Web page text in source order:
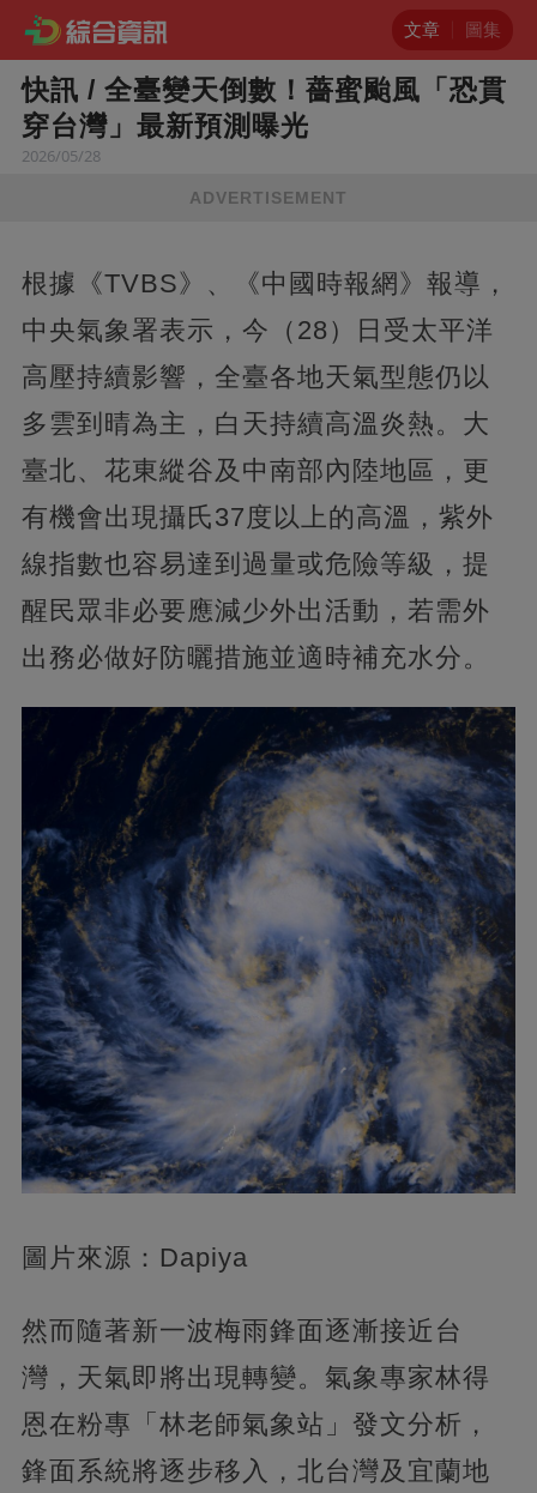
文章 圖集
快訊 / 全臺變天倒數！薔蜜颱風「恐貫
穿台灣」最新預測曝光
2026/05/28
ADVERTISEMENT
根據《TVBS》、《中國時報網》報導，
中央氣象署表示，今（28）日受太平洋
高壓持續影響，全臺各地天氣型態仍以
多雲到晴為主，白天持續高溫炎熱。大
臺北、花東縱谷及中南部內陸地區，更
有機會出現攝氏37度以上的高溫，紫外
線指數也容易達到過量或危險等級，提
醒民眾非必要應減少外出活動，若需外
出務必做好防曬措施並適時補充水分。
圖片來源：Dapiya
然而隨著新一波梅雨鋒面逐漸接近台
灣，天氣即將出現轉變。氣象專家林得
恩在粉專「林老師氣象站」發文分析，
鋒面系統將逐步移入，北台灣及宜蘭地